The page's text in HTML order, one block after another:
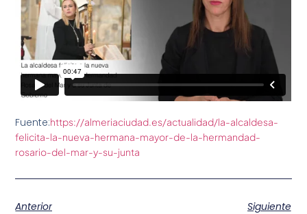
Fuente:https://almeriaciudad.es/actualidad/la-alcaldesa-
felicita-la-nueva-hermana-mayor-de-la-hermandad-
rosario-del-mar-y-su-junta
Anterior
Siguiente